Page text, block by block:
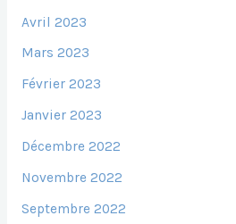
Avril 2023
Mars 2023
Février 2023
Janvier 2023
Décembre 2022
Novembre 2022
Septembre 2022